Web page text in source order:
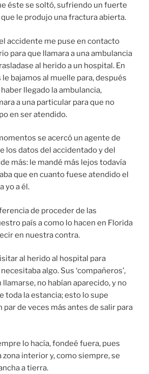
éste se soltó, sufriendo un fuerte
le produjo una fractura abierta.
accidente me puse en contacto
para que llamara a una ambulancia
al herido a un hospital. En
bajamos al muelle para, después
llegado la ambulancia,
a una particular para que no
en ser atendido.
se acercó un agente de
los datos del accidentado y del
más: le mandé más lejos todavía
que en cuanto fuese atendido el
yo a él.
de proceder de las
país a como lo hacen en Florida
en nuestra contra.
al herido al hospital para
algo. Sus ‘compañeros’,
no habían aparecido, y no
toda la estancia; esto lo supe
par de veces más antes de salir para
lo hacía, fondeé fuera, pues
zona interior y, como siempre, se
a tierra.